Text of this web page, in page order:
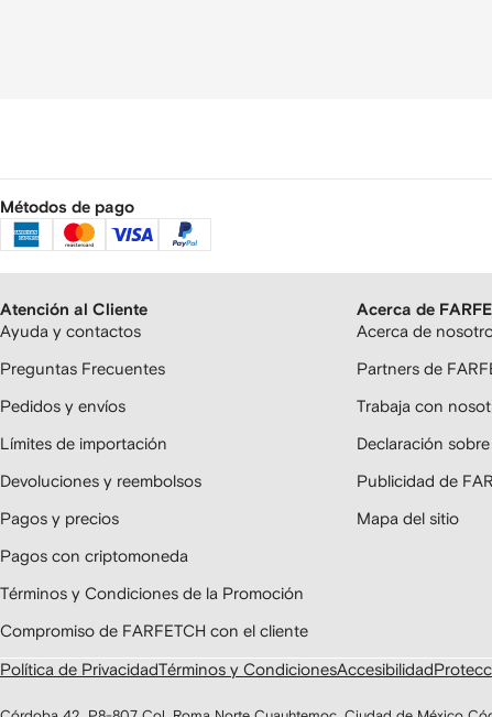
Métodos de pago
Atención al Cliente
Ayuda y contactos
Preguntas Frecuentes
Pedidos y envíos
Límites de importación
Devoluciones y reembolsos
Pagos y precios
Pagos con criptomoneda
Términos y Condiciones de la Promoción
Compromiso de FARFETCH con el cliente
Acerca de
Acerca de
Partners de
Trabaja con
Declaración
Publicidad de
Mapa del sitio
Política de PrivacidadTérminos y CondicionesAccesibilidad